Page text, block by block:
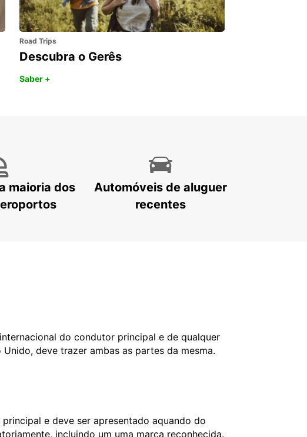
Road Trips
Descubra o Gerês
Saber +
maioria dos
Automóveis de aluguer
recentes
do condutor principal e de qualquer
deve trazer ambas as partes da mesma.
e deve ser apresentado aquando do
incluindo um uma marca reconhecida.